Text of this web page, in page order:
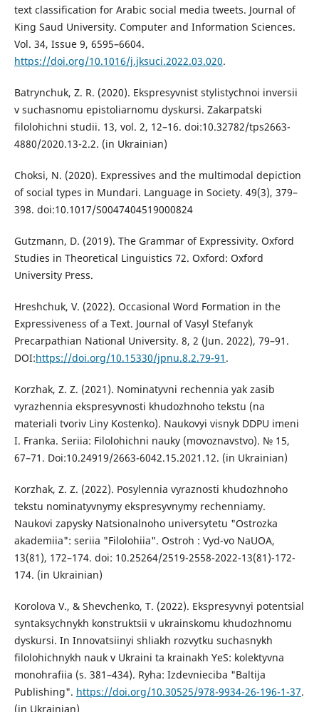
text classification for Arabic social media tweets. Journal of
King Saud University. Computer and Information Sciences.
Vol. 34, Issue 9, 6595–6604.
https://doi.org/10.1016/j.jksuci.2022.03.020.
Batrynchuk, Z. R. (2020). Ekspresyvnist stylistychnoi inversii
v suchasnomu epistoliarnomu dyskursi. Zakarpatski
filolohichni studii. 13, vol. 2, 12–16. doi:10.32782/tps2663-
4880/2020.13-2.2. (in Ukrainian)
Choksi, N. (2020). Expressives and the multimodal depiction
of social types in Mundari. Language in Society. 49(3), 379–
398. doi:10.1017/S0047404519000824
Gutzmann, D. (2019). The Grammar of Expressivity. Oxford
Studies in Theoretical Linguistics 72. Oxford: Oxford
University Press.
Hreshchuk, V. (2022). Occasional Word Formation in the
Expressiveness of a Text. Journal of Vasyl Stefanyk
Precarpathian National University. 8, 2 (Jun. 2022), 79–91.
DOI:https://doi.org/10.15330/jpnu.8.2.79-91 .
Korzhak, Z. Z. (2021). Nominatyvni rechennia yak zasib
vyrazhennia ekspresyvnosti khudozhnoho tekstu (na
materiali tvoriv Liny Kostenko). Naukovyi visnyk DDPU imeni
I. Franka. Seriia: Filolohichni nauky (movoznavstvo). № 15,
67–71. Doi:10.24919/2663-6042.15.2021.12. (in Ukrainian)
Korzhak, Z. Z. (2022). Posylennia vyraznosti khudozhnoho
tekstu nominatyvnymy ekspresyvnymy rechenniamy.
Naukovi zapysky Natsionalnoho universytetu "Ostrozka
akademiia": seriia "Filolohiia". Ostroh : Vyd-vo NaUOA,
13(81), 172–174. doi: 10.25264/2519-2558-2022-13(81)-172-
174. (in Ukrainian)
Korolova V., & Shevchenko, T. (2022). Ekspresyvnyi potentsial
syntaksychnykh konstruktsii v ukrainskomu khudozhnomu
dyskursi. In Innovatsiinyi shliakh rozvytku suchasnykh
filolohichnykh nauk v Ukraini ta krainakh YeS: kolektyvna
monohrafiia (s. 381–434). Ryha: Izdevnieciba "Baltija
Publishing". https://doi.org/10.30525/978-9934-26-196-1-37.
(in Ukrainian)